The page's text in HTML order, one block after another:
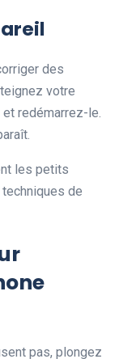
des
votre
redémarrez-le.
les petits
de
pas, plongez